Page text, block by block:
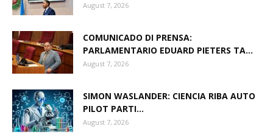
August 7, 2026
COMUNICADO DI PRENSA:
PARLAMENTARIO EDUARD PIETERS TA...
August 7, 2026
SIMON WASLANDER: CIENCIA RIBA AUTO
PILOT PARTI...
August 7, 2026